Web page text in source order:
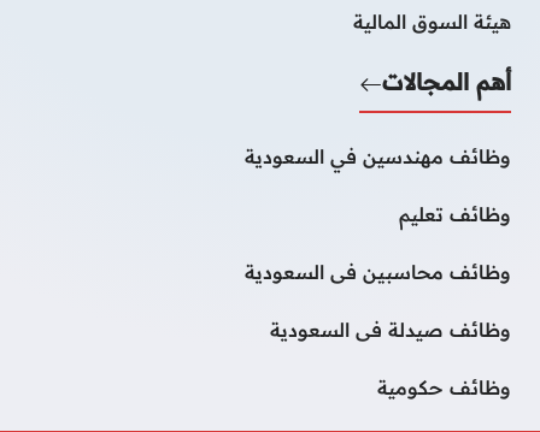
هيئة السوق المالية
أهم المجالات
وظائف مهندسين في السعودية
وظائف تعليم
وظائف محاسبين فى السعودية
وظائف صيدلة فى السعودية
وظائف حكومية